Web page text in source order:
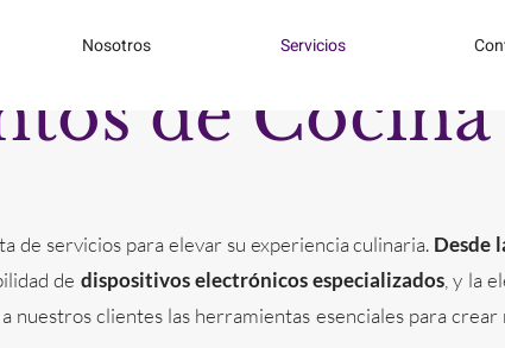
Nosotros Servicios
de servicios para elevar su experiencia culinaria. Desde
de dispositivos electrónicos especializados , y la
nuestros clientes las herramientas esenciales para
de Cocina